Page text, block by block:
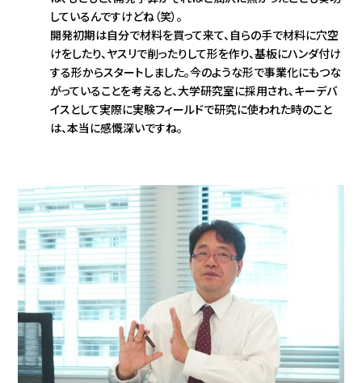
しているんですけどね（笑）。
開発初期は自分で材料を買って来て、自らの手で材料に穴空
けをしたり、ヤスリで削ったりして形を作り、基板にハンダ付け
する形からスタートしました。今のような形で事業化にもつな
がっていることを考えると、大学研究室に採用され、キーデバ
イスとして実際に実験フィールドで研究に使われた時のこと
は、本当に感慨深いですね。